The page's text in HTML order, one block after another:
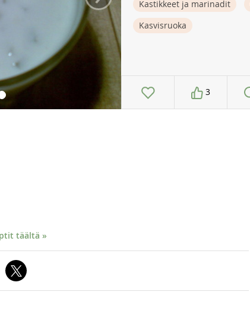
Kastikkeet ja marinadit
Kasvisruoka
3
täältä »